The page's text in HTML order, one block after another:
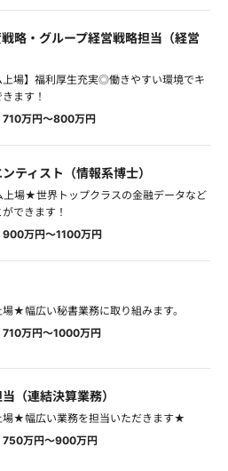
略・グループ経営戦略担当（経営
上場】福利厚生充実◎働きやすい環境でキ
ます！
万円～800万円
ティスト（情報系博士）
場★世界トップクラスの金融データなど
できます！
万円～1100万円
★幅広い秘書業務に取り組みます。
万円～1000万円
（連結決算業務）
場★幅広い業務を担当いただきます★
万円～900万円